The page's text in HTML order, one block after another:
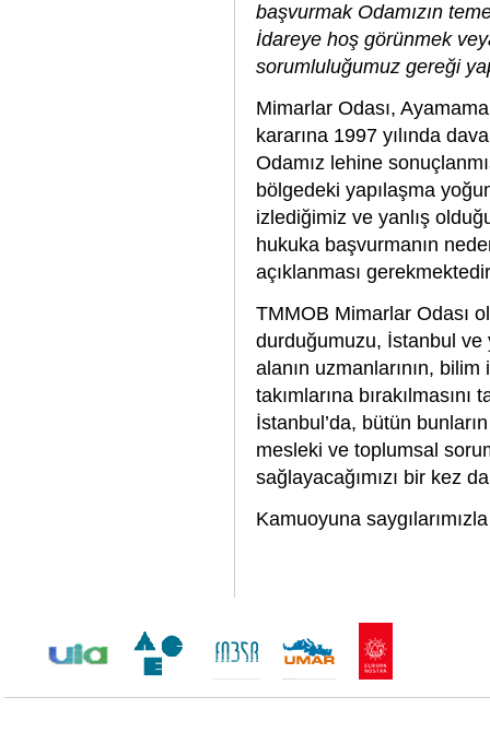
başvurmak Odamızın
İdareye hoş görünmek
sorumluluğumuz gereği
Mimarlar Odası,
kararına 1997 yılında
Odamız lehine
bölgedeki yapılaşma
izlediğimiz ve yanlış
hukuka başvurmanın
açıklanması
TMMOB Mimarlar Odası
durduğumuzu, İstanbul
alanın uzmanlarının, bilim
takımlarına
İstanbul’da, bütün
mesleki ve toplumsal
sağlayacağımızı bir kez
Kamuoyuna